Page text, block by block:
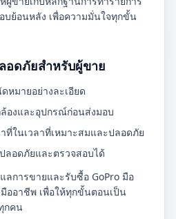
บย้อนหลัง เพื่อความมั่นใจทุกขั้น
อดภัยสำหรับผู้ขาย
หมายอย่างละเอียด
องและอุปกรณ์ก่อนส่งมอบ
ที่ในเวลาที่เหมาะสมและปลอดภัย
ลอดภัยและตรวจสอบได้
การขายและรับซื้อ GoPro มือ
ออาชีพ เพื่อให้ทุกขั้นตอนเป็น
กคน